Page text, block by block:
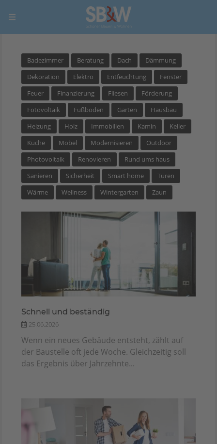
Badezimmer Beratung Dach
Dämmung
Dekoration
Elektro Entfeuchtung
Fenster
Feuer
Finanzierung Fliesen
Förderung
Fotovoltaik
Fußboden Garten
Hausbau
Heizung
Holz Immobilien Kamin
Keller
Küche
Möbel Modernisieren
Outdoor
Photovoltaik
Renovieren
Rund ums haus
Sanieren
Sicherheit Smart home
Türen
Wärme
Wellness Wintergarten Zaun
Schnell und beständig
25.06.2026
Wenn ein neues Gebäude entsteht, zählt auf
der Baustelle oft jede Woche. Gleichzeitig soll
das Ergebnis über Jahrzehnte...